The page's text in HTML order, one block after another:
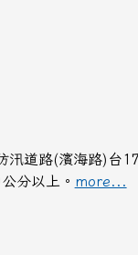
道路(濱海路)台
分以上。​​​ more...